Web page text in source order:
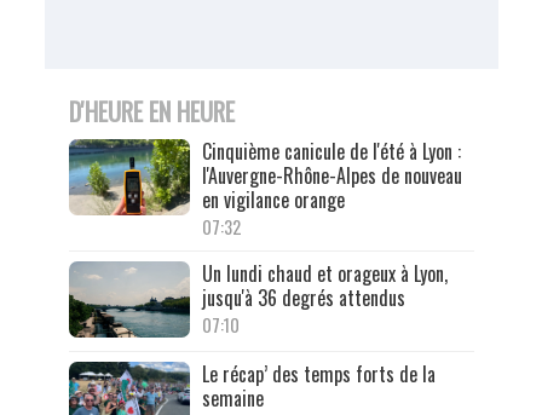
D'HEURE EN HEURE
Cinquième canicule de l'été à Lyon :
l'Auvergne-Rhône-Alpes de nouveau
en vigilance orange
07:32
Un lundi chaud et orageux à Lyon,
jusqu'à 36 degrés attendus
07:10
Le récap’ des temps forts de la
semaine